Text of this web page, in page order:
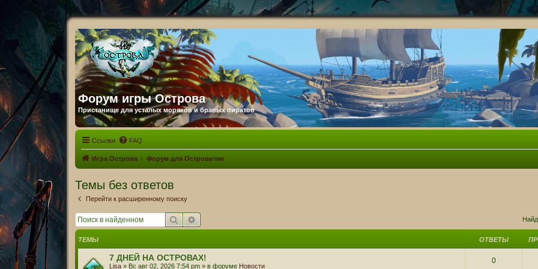
Форум игры Острова
Пристанище для усталых моряков и бравых пиратов
Ссылки FAQ
Игра Острова Форум для Островитян
Темы без ответов
Перейти к расширенному поиску
Поиск
ТЕМЫ ОТВЕТЫ
7 ДНЕЙ НА ОСТРОВАХ!
Lisa» Вс авг 02, 2026 7:54 pm » в форуме Новости
0